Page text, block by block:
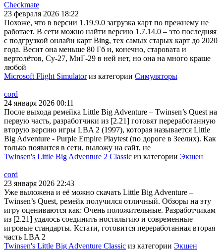
Checkmate
23 февраля 2026 18:22
Похоже, что в версии 1.19.9.0 загрузка карт по прежнему не
работает. В сети можно найти версию 1.7.14.0 – это последняя
с подгрузкой онлайн карт Bing, тех самых старых карт до 2020
года. Весит она меньше 80 Гб и, конечно, старовата и
вертолётов, Су-27, МиГ-29 в ней нет, но она на много краше
любой
Microsoft Flight Simulatorиз категории Симуляторы
cord
24 января 2026 00:11
После выхода ремейка Little Big Adventure – Twinsen’s Quest на
первую часть, разработчики из [2.21] готовят переработанную
вторую версию игры LBA 2 (1997), которая называется Little
Big Adventure - Purple Empire Playtest (по дороге в Зеелих). Как
только появится в сети, выложу на сайт, не
Twinsen's Little Big Adventure 2 Classic из категории Экшен
cord
23 января 2026 22:43
Уже выложена и её можно скачать Little Big Adventure –
Twinsen’s Quest, ремейк получился отличный. Обзоры на эту
игру оцениваются как: Очень положительные. Разработчикам
из [2.21] удалось соединить ностальгию и современные
игровые стандарты. Кстати, готовится переработанная вторая
часть LBA 2
Twinsen's Little Big Adventure Classic из категории Экшен